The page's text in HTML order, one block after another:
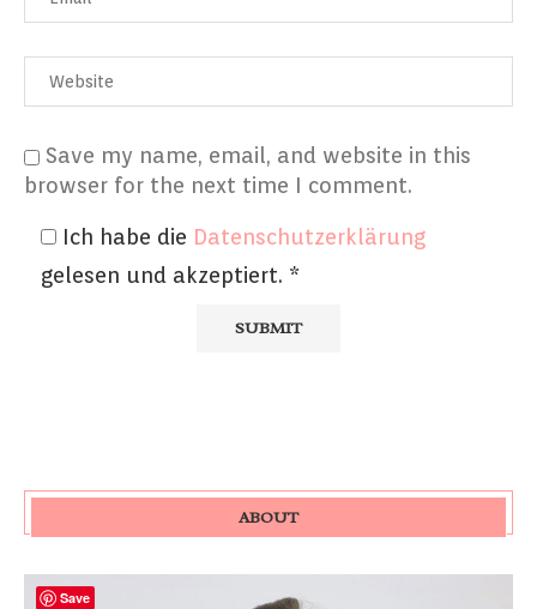
Save my name, email, and website in this
browser for the next time I comment.
Ich habe die Datenschutzerklärung
gelesen und akzeptiert. *
ABOUT
Save